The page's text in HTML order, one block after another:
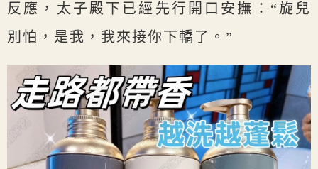
反應，太子殿下已經先行開口安撫：“旋兒
別怕，是我，我來接你下轎了。”